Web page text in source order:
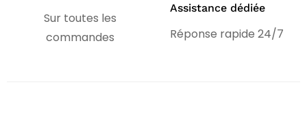
Sur toutes les
commandes
Assistance dédiée
Réponse rapide 24/7